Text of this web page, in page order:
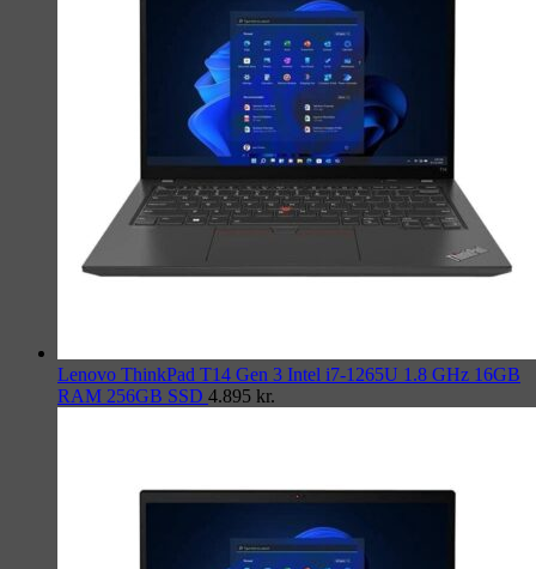
Lenovo ThinkPad T14 Gen 3 Intel i7-1265U 1.8 GHz 16GB
RAM 256GB SSD 4.895 kr.